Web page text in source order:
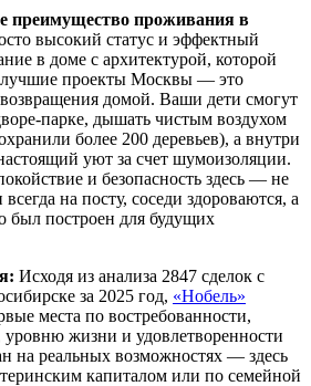
преимущество проживания в
высокий статус и эффектный
в доме с архитектурой, которой
лучшие проекты Москвы — это
возвращения домой. Ваши дети смогут
парке, дышать чистым воздухом
более 200 деревьев), а внутри
уют за счет шумоизоляции.
и безопасность здесь — не
на посту, соседи здороваются, а
был построен для будущих
Исходя из анализа 2847 сделок с
за 2025 год, «Нобель»
места по востребованности,
уровню жизни и удовлетворенности
на реальных возможностях — здесь
капиталом или по семейной